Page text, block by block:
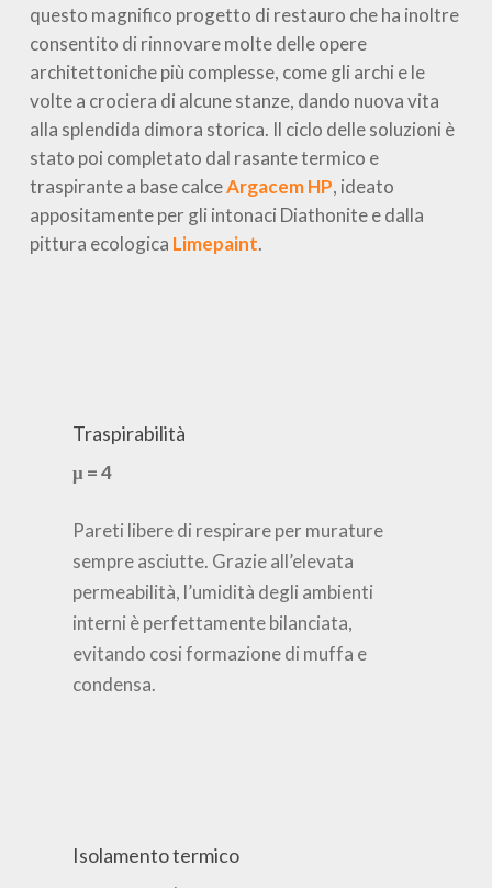
questo magnifico progetto di restauro che ha inoltre
consentito di rinnovare molte delle opere
architettoniche più complesse, come gli archi e le
volte a crociera di alcune stanze, dando nuova vita
alla splendida dimora storica. Il ciclo delle soluzioni è
stato poi completato dal rasante termico e
traspirante a base calceArgacem HP, ideato
appositamente per gli intonaci Diathonite e dalla
pittura ecologica Limepaint.
Traspirabilità
μ = 4
Pareti libere di respirare per murature
sempre asciutte. Grazie all’elevata
permeabilità, l’umidità degli ambienti
interni è perfettamente bilanciata,
evitando cosi formazione di muffa e
condensa.
Isolamento termico